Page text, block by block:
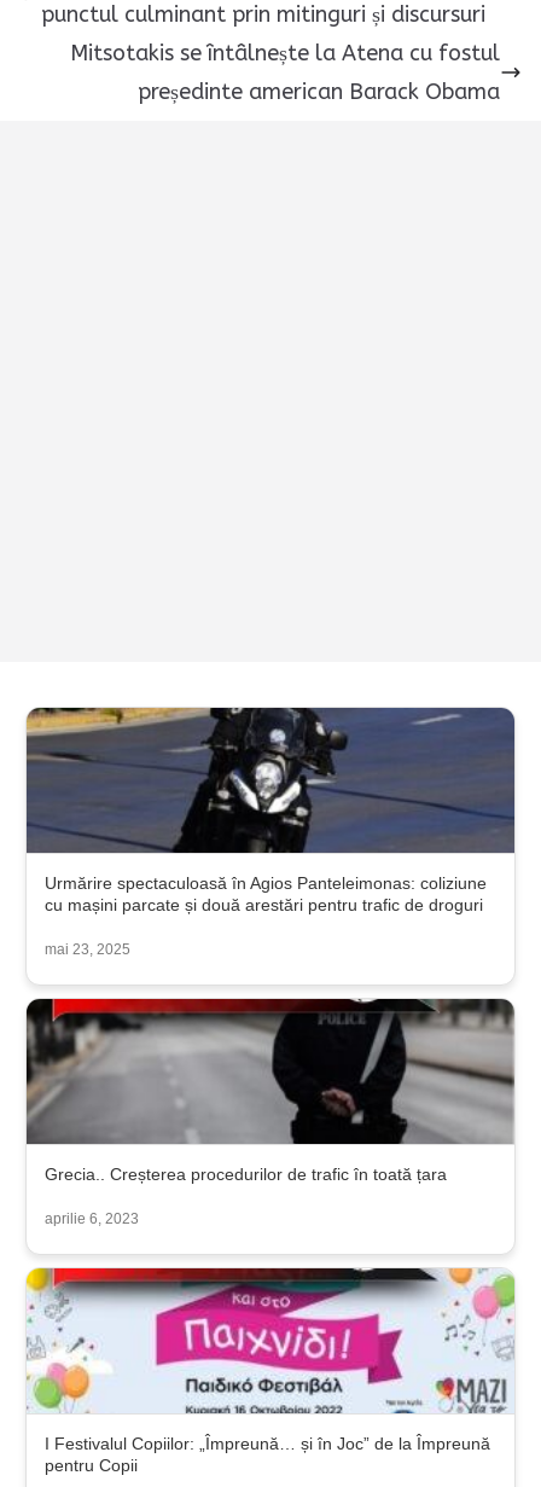
punctul culminant prin mitinguri și discursuri
Mitsotakis se întâlnește la Atena cu fostul
președinte american Barack Obama
Urmărire spectaculoasă în Agios Panteleimonas: coliziune
cu mașini parcate și două arestări pentru trafic de droguri
mai 23, 2025
Grecia.. Creșterea procedurilor de trafic în toată țara
aprilie 6, 2023
I Festivalul Copiilor: „Împreună… și în Joc” de la Împreună
pentru Copii